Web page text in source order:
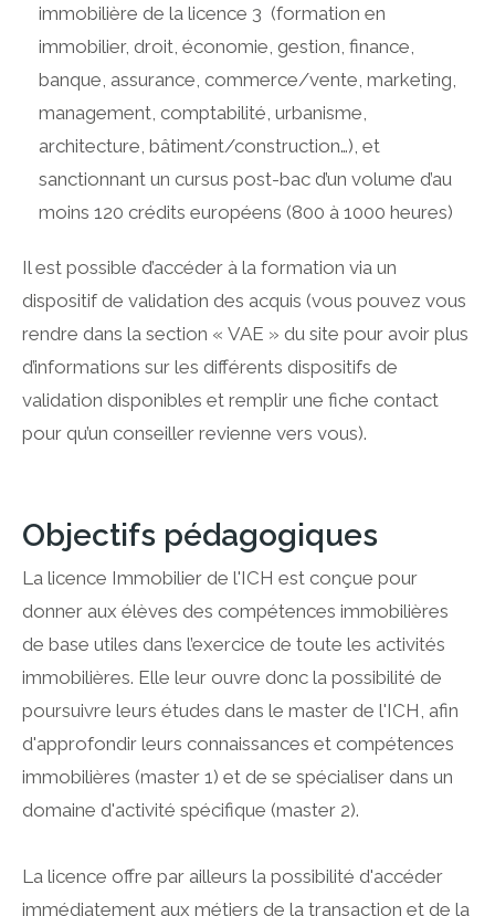
immobilière de la licence 3 (formation en
immobilier, droit, économie, gestion, finance,
banque, assurance, commerce/vente, marketing,
management, comptabilité, urbanisme,
architecture, bâtiment/construction…), et
sanctionnant un cursus post-bac d’un volume d’au
moins 120 crédits européens (800 à 1000 heures)
Il est possible d’accéder à la formation via un
dispositif de validation des acquis (vous pouvez vous
rendre dans la section « VAE » du site pour avoir plus
d’informations sur les différents dispositifs de
validation disponibles et remplir une fiche contact
pour qu’un conseiller revienne vers vous).
Objectifs pédagogiques
La licence Immobilier de l'ICH est conçue pour
donner aux élèves des compétences immobilières
de base utiles dans l’exercice de toute les activités
immobilières. Elle leur ouvre donc la possibilité de
poursuivre leurs études dans le master de l'ICH, afin
d'approfondir leurs connaissances et compétences
immobilières (master 1) et de se spécialiser dans un
domaine d'activité spécifique (master 2).
La licence offre par ailleurs la possibilité d'accéder
immédiatement aux métiers de la transaction et de la